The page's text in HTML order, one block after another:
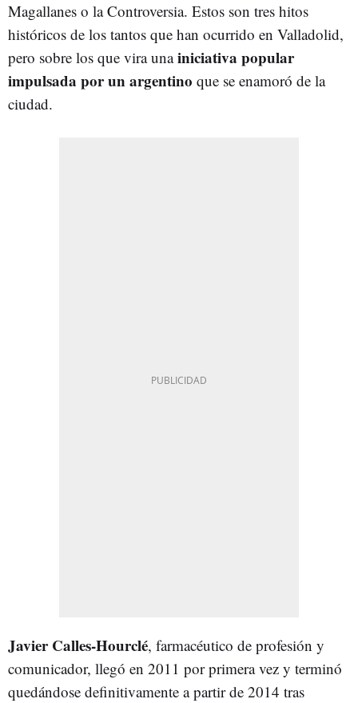
Magallanes o la Controversia. Estos son tres hitos
históricos de los tantos que han ocurrido en Valladolid,
pero sobre los que vira unainiciativa popular
impulsada por un argentino que se enamoró de la
ciudad.
Javier Calles-Hourclé, farmacéutico de profesión y
comunicador, llegó en 2011 por primera vez y terminó
quedándose definitivamente a partir de 2014 tras